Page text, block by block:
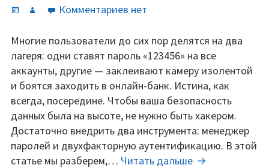
Опубликовано
Автор Комментариевк
Безопасность
без
паранойи:
как
защитить
данные
и
не
сойти
нет
Многие пользователи до сих пор делятся на два
лагеря: одни ставят пароль «123456» на все
аккаунты, другие — заклеивают камеру изолентой
и боятся заходить в онлайн-банк. Истина, как
всегда, посередине. Чтобы ваша безопасность
данных была на высоте, не нужно быть хакером.
Достаточно внедрить два инструмента: менеджер
паролей и двухфакторную аутентификацию. В этой
статье мы разберем,… Читать дальше Безопасность